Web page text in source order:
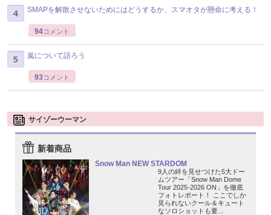
SMAPを解散させないためにはどうするか、スマオタが懸命に考える！
94コメント
嵐について語ろう
93コメント
サイゾーウーマン
新着商品
Snow Man NEW STARDOM
9人の絆を見せつけた5大ドー
ムツアー「Snow Man Dome
Tour 2025-2026 ON」を徹底
フォトレポート！ ここでしか
見られないクール＆キュート
なソロショットも要...